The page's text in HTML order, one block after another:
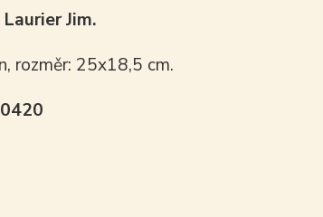
Jim.
rozměr: 25x18,5 cm.